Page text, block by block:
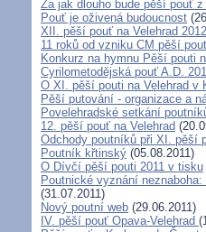
Za jak dlouho bude pěší pouť
Pouť je oživená budoucnost
XII. pěší pouť na Velehrad
11 roků od vzniku CM pěší
Konkurz na hymnu Pěší pouti
Cyrilometodějská pouť A.D.
O XI. pěší pouti na Velehrad v
Pěší putování - organizace a
Povelehradské setkání
12. pěší pouť na Velehrad
Odchody poutníků při XI. pěší
Poutník křtinský (05.08.2011)
O Dívčí pěší pouti 2011 v tisku
Poutnické vyznání
(31.07.2011)
Nový poutní web (29.06.2011)
IV. pěší pouť Opava-Velehrad